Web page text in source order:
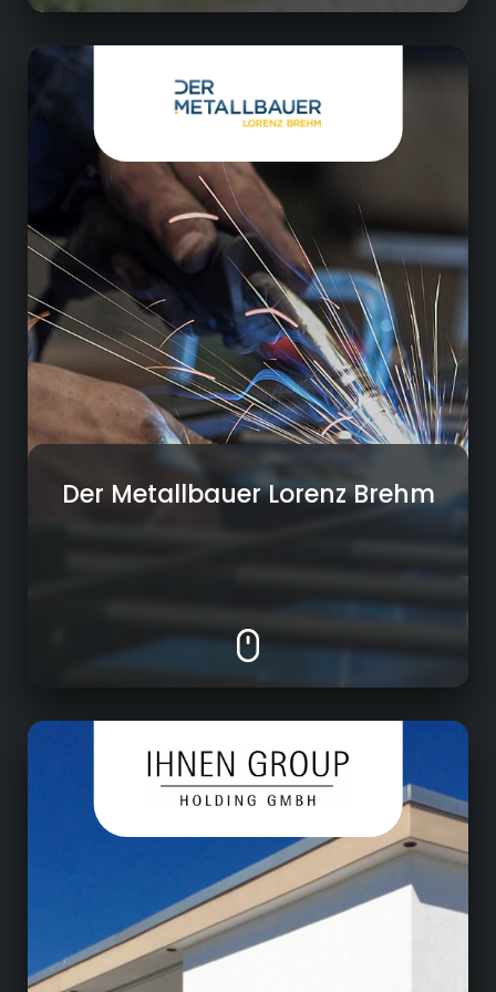
Metallindustrie
Individuelle Kundenberatung
Planung und Konstruktion vielseitiger Projekte
nach Kundenwunsch
Handwerkliche und maschinelle Fertigung
Montage vor Ort beim Kunden
Der Metallbauer Lorenz Brehm
Unternehmensentwicklung
Beteiligungsgesellschaft an Digitalfirmen
Verwaltung und strategische
Weiterentwicklung der Tochterfirmen
Unternehmenssitz in Kulmbach